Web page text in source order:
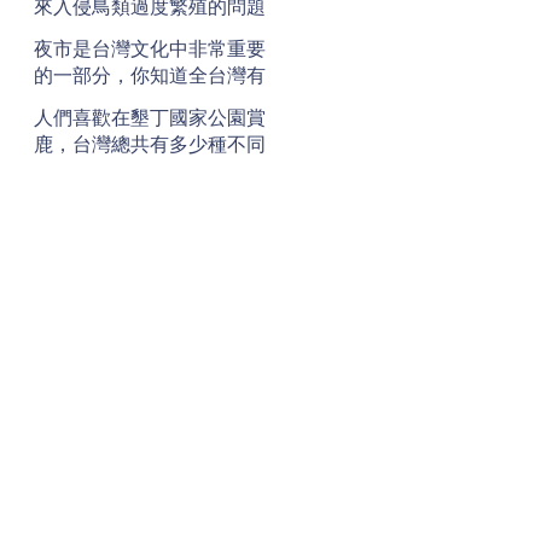
來入侵鳥類過度繁殖的問題
夜市是台灣文化中非常重要
的一部分，你知道全台灣有
人們喜歡在墾丁國家公園賞
鹿，台灣總共有多少種不同